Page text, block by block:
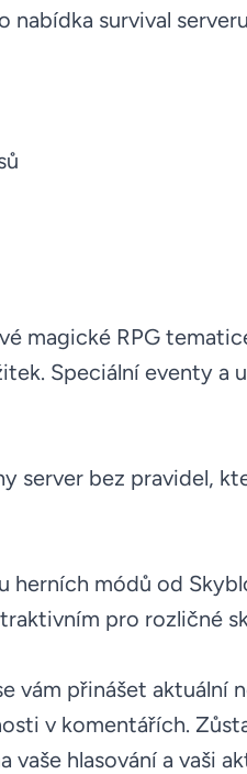
survival
magické RPG
Speciální eventy
server bez pravidel,
herních módů od
pro rozličné
vám přinášet
v komentářích.
hlasování a vaši